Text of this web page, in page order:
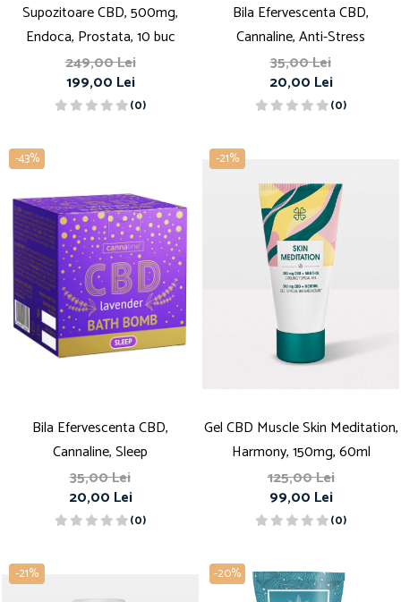
Supozitoare CBD, 500mg,
Endoca, Prostata, 10 buc
249,00 Lei
199,00 Lei
(0)
Bila Efervescenta CBD,
Cannaline, Anti-Stress
35,00 Lei
20,00 Lei
(0)
-43%
Bila Efervescenta CBD,
Cannaline, Sleep
35,00 Lei
20,00 Lei
(0)
-21%
Gel CBD Muscle Skin Meditation,
Harmony, 150mg, 60ml
125,00 Lei
99,00 Lei
(0)
-21% -20%